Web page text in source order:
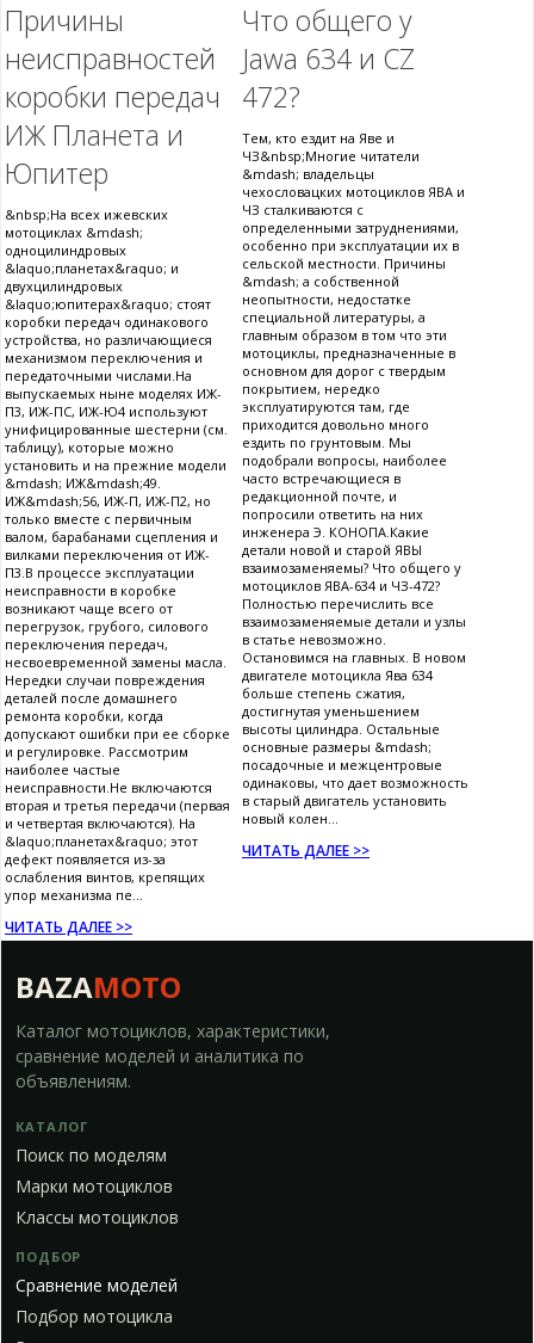
Причины
неисправностей
коробки передач
ИЖ Планета и
Юпитер
&nbsp;На всех ижевских
мотоциклах &mdash;
одноцилиндровых
&laquo;планетах&raquo; и
двухцилиндровых
&laquo;юпитерах&raquo; стоят
коробки передач одинакового
устройства, но различающиеся
механизмом переключения и
передаточными числами.На
выпускаемых ныне моделях ИЖ-
П3, ИЖ-ПС, ИЖ-Ю4 используют
унифицированные шестерни (см.
таблицу), которые можно
установить и на прежние модели
&mdash; ИЖ&mdash;49.
ИЖ&mdash;56, ИЖ-П, ИЖ-П2, но
только вместе с первичным
валом, барабанами сцепления и
вилками переключения от ИЖ-
П3.В процессе эксплуатации
неисправности в коробке
возникают чаще всего от
перегрузок, грубого, силового
переключения передач,
несвоевременной замены масла.
Нередки случаи повреждения
деталей после домашнего
ремонта коробки, когда
допускают ошибки при ее сборке
и регулировке. Рассмотрим
наиболее частые
неисправности.Не включаются
вторая и третья передачи (первая
и четвертая включаются). На
&laquo;планетах&raquo; этот
дефект появляется из-за
ослабления винтов, крепящих
упор механизма пе...
ЧИТАТЬ ДАЛЕЕ >>
Что общего у
Jawa 634 и CZ
472?
Тем, кто ездит на Яве и
ЧЗ&nbsp;Многие читатели
&mdash; владельцы
чехословацких мотоциклов ЯВА и
ЧЗ сталкиваются с
определенными затруднениями,
особенно при эксплуатации их в
сельской местности. Причины
&mdash; а собственной
неопытности, недостатке
специальной литературы, а
главным образом в том что эти
мотоциклы, предназначенные в
основном для дорог с твердым
покрытием, нередко
эксплуатируются там, где
приходится довольно много
ездить по грунтовым. Мы
подобрали вопросы, наиболее
часто встречающиеся в
редакционной почте, и
попросили ответить на них
инженера Э. КОНОПА.Какие
детали новой и старой ЯВЫ
взаимозаменяемы? Что общего у
мотоциклов ЯВА-634 и ЧЗ-472?
Полностью перечислить все
взаимозаменяемые детали и узлы
в статье невозможно.
Остановимся на главных. В новом
двигателе мотоцикла Ява 634
больше степень сжатия,
достигнутая уменьшением
высоты цилиндра. Остальные
основные размеры &mdash;
посадочные и межцентровые
одинаковы, что дает возможность
в старый двигатель установить
новый колен...
ЧИТАТЬ ДАЛЕЕ >>
BAZAMOTO
Каталог мотоциклов, характеристики,
сравнение моделей и аналитика по
объявлениям.
КАТАЛОГ
Поиск по моделям
Марки мотоциклов
Классы мотоциклов
ПОДБОР
Сравнение моделей
Подбор мотоцикла